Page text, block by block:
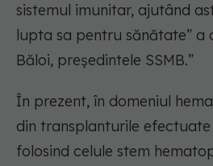
sistemul imunitar, ajutând
lupta sa pentru sănătate” a
Băloi, preşedintele SSMB.”
În prezent, în domeniul
din transplanturile efectuate
folosind celule stem